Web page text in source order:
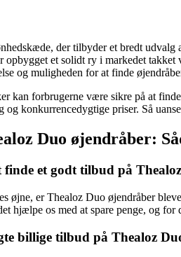
der tilbyder et bredt
opbygget et solidt ry i markedet
og muligheden for at finde
kan forbrugerne være sikre på at
og konkurrencedygtige priser. Så
Duo øjendråber:
et godt tilbud på
øjne, er Thealoz Duo øjendråber
hjælpe os med at spare penge, og
billige tilbud på Thealoz